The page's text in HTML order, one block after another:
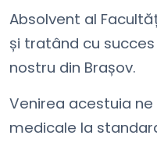
Absolvent al
și tratând cu
nostru din Brașov.
Venirea acestuia
medicale la